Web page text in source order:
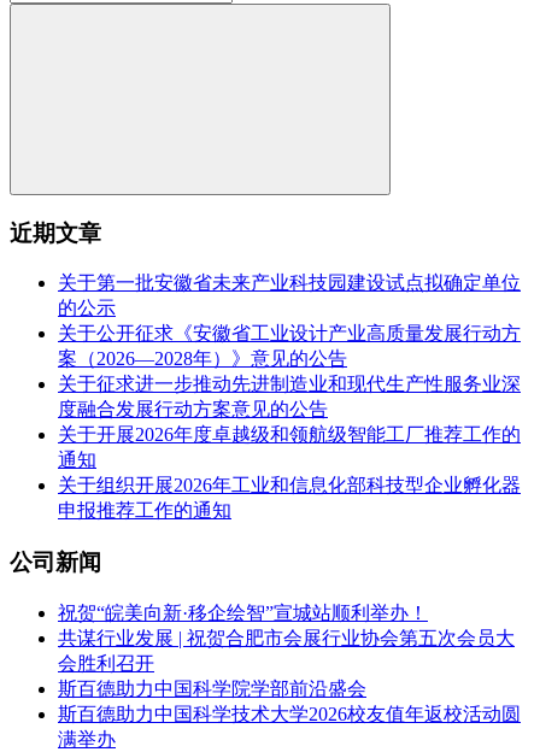
近期文章
关于第一批安徽省未来产业科技园建设试点拟确定单位
的公示
关于公开征求《安徽省工业设计产业高质量发展行动方
案（2026—2028年）》意见的公告
关于征求进一步推动先进制造业和现代生产性服务业深
度融合发展行动方案意见的公告
关于开展2026年度卓越级和领航级智能工厂推荐工作的
通知
关于组织开展2026年工业和信息化部科技型企业孵化器
申报推荐工作的通知
公司新闻
祝贺“皖美向新·移企绘智”宣城站顺利举办！
共谋行业发展 | 祝贺合肥市会展行业协会第五次会员大
会胜利召开
斯百德助力中国科学院学部前沿盛会
斯百德助力中国科学技术大学2026校友值年返校活动圆
满举办